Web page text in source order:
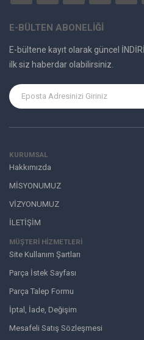
E-BÜLTEN ABONELİĞİ
E-bültene kayıt olarak güncel
ilk siz haberdar olabilirsiniz.
KURUMSAL
Hakkımızda
MİSYONUMUZ
VİZYONUMUZ
İLETİŞİM
MÜŞTERI HIZMETLERI
Site Kullanım Şartları
Parça İstek Sayfası
Parça Talep Formu
İptal, İade, Değişim
Mesafeli Satış Sözleşmesi